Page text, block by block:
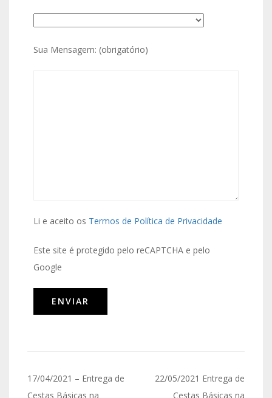
Sua Mensagem: (obrigatório)
Li e aceito os Termos de Política de Privacidade
Este site é protegido pelo reCAPTCHA e pelo
Google
17/04/2021 – Entrega de
Cestas Básicas na
22/05/2021 Entrega de
Cestas Básicas na